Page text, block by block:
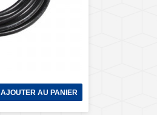
AJOUTER AU PANIER